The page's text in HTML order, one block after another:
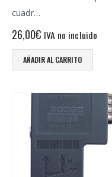
cuadr…
26,00€ IVA no incluido
AÑADIR AL CARRITO